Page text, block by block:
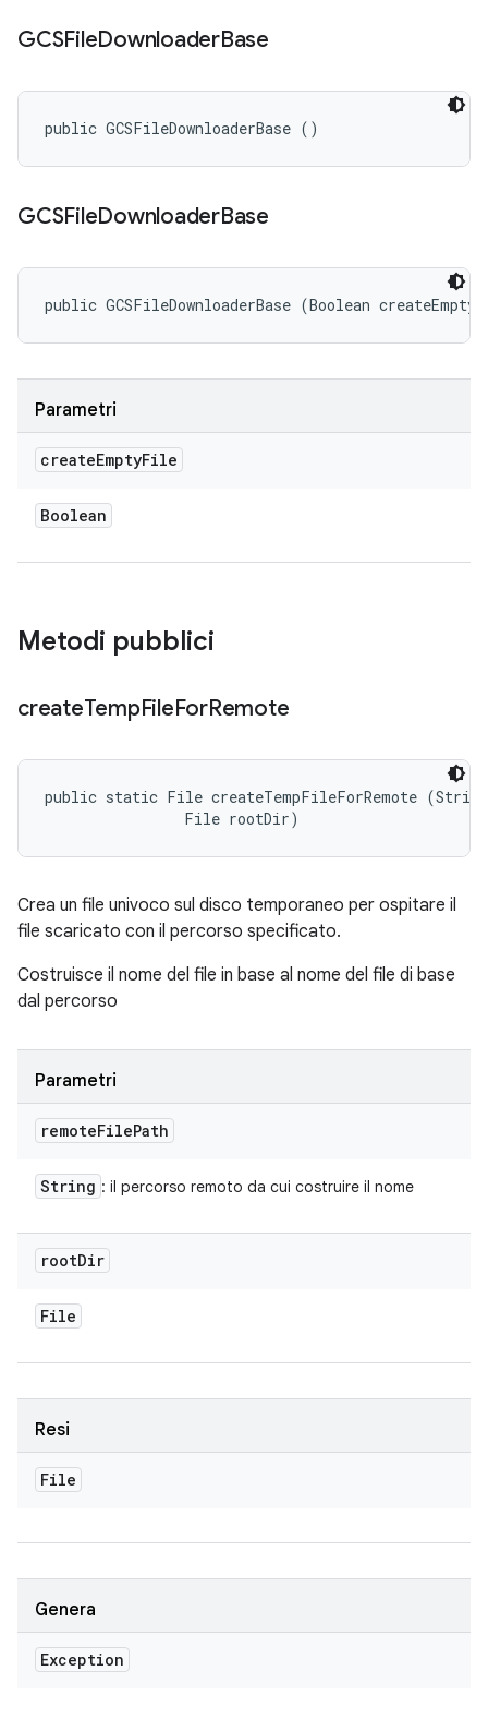
GCSFileDownloaderBase
public GCSFileDownloaderBase ()
GCSFileDownloaderBase
public GCSFileDownloaderBase (Boolean
Parametri
createEmptyFile
Boolean
Metodi pubblici
createTempFileForRemote
public static File createTempFileForRemote
                File rootDir)
Crea un file univoco sul disco temporaneo per ospitare il
file scaricato con il percorso specificato.
Costruisce il nome del file in base al nome del file di base
dal percorso
Parametri
remoteFilePath
String : il percorso remoto da cui costruire il nome
rootDir
File
Resi
File
Genera
Exception